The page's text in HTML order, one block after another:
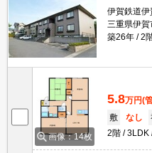
伊賀鉄道
三重県伊賀
築26年
2
画像：14枚
5.8万円(
敷
なし
2階
3LDK